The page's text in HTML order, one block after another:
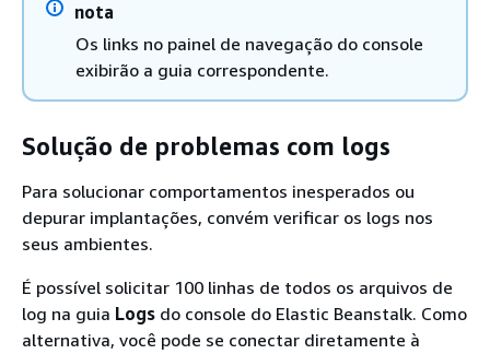
nota
Os links no painel de navegação do console
exibirão a guia correspondente.
Solução de problemas com logs
Para solucionar comportamentos inesperados ou
depurar implantações, convém verificar os logs nos
seus ambientes.
É possível solicitar 100 linhas de todos os arquivos de
log na guia Logs do console do Elastic Beanstalk. Como
alternativa, você pode se conectar diretamente à